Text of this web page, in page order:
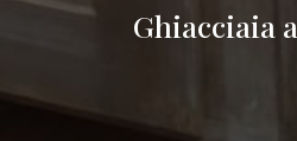
Ghiacciaia